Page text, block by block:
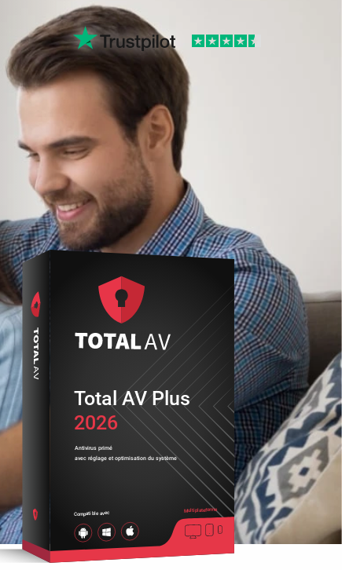
2026
Antivirus primé
avec réglage et optimisation du système
Compatible avec Multiplateforme
Total AV Plus